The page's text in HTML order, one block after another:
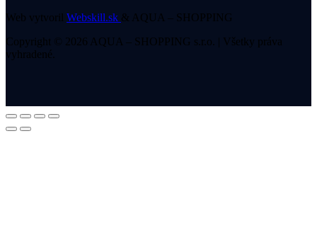
Web vytvoril Webskill.sk & AQUA – SHOPPING
Copyright © 2026 AQUA – SHOPPING s.r.o. | Všetky práva
vyhradené.